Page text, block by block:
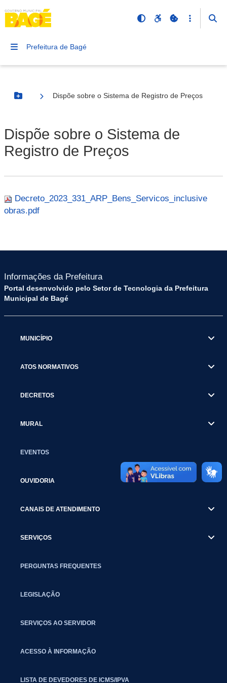
Prefeitura de Bagé
Botão Menu
Dispõe sobre o Sistema de Registro de Preços
Dispõe sobre o Sistema de
Registro de Preços
Decreto_2023_331_ARP_Bens_Servicos_inclusive
obras.pdf
Informações da Prefeitura
Portal desenvolvido pelo Setor de Tecnologia da Prefeitura
Municipal de Bagé
MUNICÍPIO
ATOS NORMATIVOS
DECRETOS
MURAL
EVENTOS
OUVIDORIA
CANAIS DE ATENDIMENTO
SERVIÇOS
PERGUNTAS FREQUENTES
LEGISLAÇÃO
SERVIÇOS AO SERVIDOR
ACESSO À INFORMAÇÃO
LISTA DE DEVEDORES DE ICMS/IPVA